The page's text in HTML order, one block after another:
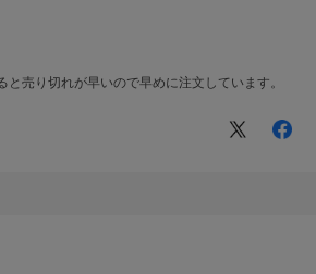
売り切れが早いので早めに注文しています。